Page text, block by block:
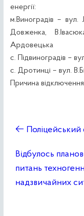
енергії:
м.Виноградів – вул.
Довженка,
Ардовецька
с. Підвиноградів –
с. Дротинці – вул.
Причина
←
Відбулось
питань
надзвичайних